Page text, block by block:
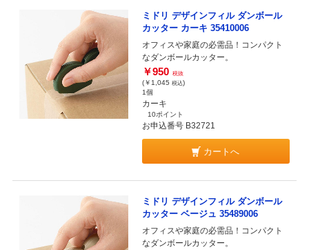
ミドリ デザインフィル ダンボール
カッター カーキ 35410006
オフィスや家庭の必需品！コンパクト
なダンボールカッター。
￥950 税抜
(￥1,045 税込)
1個
カーキ
10ポイント
お申込番号 B32721
カートへ
ミドリ デザインフィル ダンボール
カッター ベージュ 35489006
オフィスや家庭の必需品！コンパクト
なダンボールカッター。